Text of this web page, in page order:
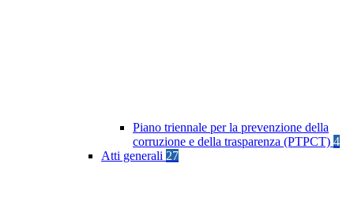
Piano triennale per la prevenzione della
corruzione e della trasparenza (PTPCT) 4
Atti generali 27